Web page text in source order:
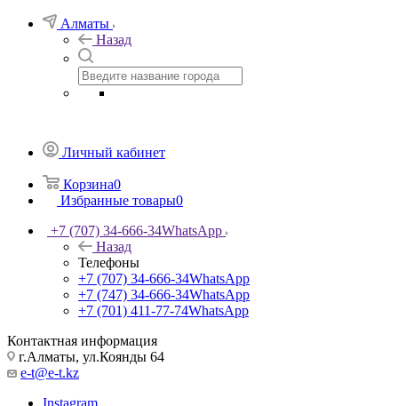
Алматы
Назад
Личный кабинет
Корзина0
Избранные товары0
+7 (707) 34-666-34WhatsApp
Назад
Телефоны
+7 (707) 34-666-34WhatsApp
+7 (747) 34-666-34WhatsApp
+7 (701) 411-77-74WhatsApp
Контактная информация
г.Алматы, ул.Коянды 64
e-t@e-t.kz
Instagram